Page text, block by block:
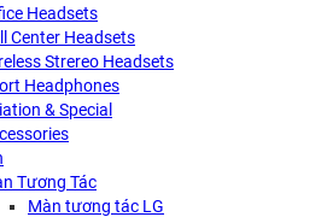
Headsets
Center Headsets
Strereo Headsets
Headphones
& Special
Tương Tác
Màn tương tác LG